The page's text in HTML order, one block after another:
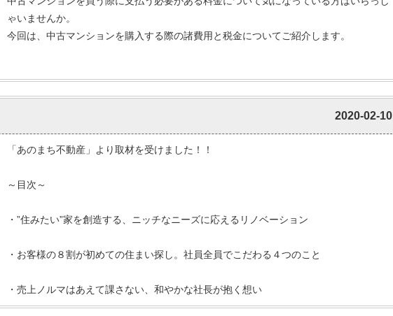
ゃいませんか。
今回は、中古マンションを購入する際の諸費用と税金についてご紹介します。
2020-02-10
「あのまち不動産」より取材を受けました！！
～目次～
・”住みたい”家を創造する、ニッチなニーズに応えるリノベーション
・お客様の８割が初めての住まい探し。社員全員でこだわる４つのこと
・売上ノルマはあえて課さない、和やかな社長が抱く想い